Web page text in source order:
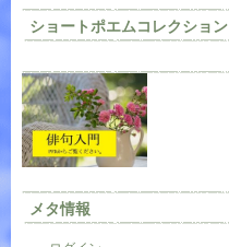
ショートポエムコレクション
メタ情報